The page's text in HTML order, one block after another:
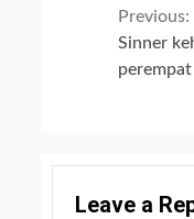
Previous:
Sinner
Leave a